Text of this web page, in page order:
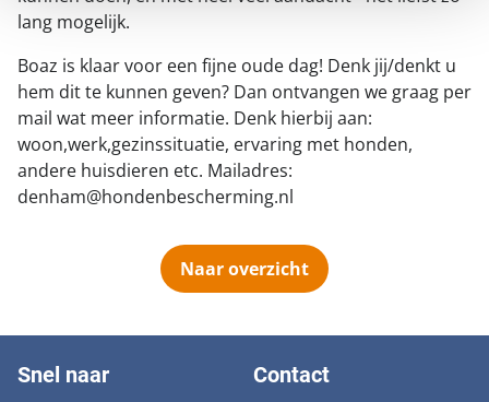
lang mogelijk.
Boaz is klaar voor een fijne oude dag! Denk jij/denkt u
hem dit te kunnen geven? Dan ontvangen we graag per
mail wat meer informatie. Denk hierbij aan:
woon,werk,gezinssituatie, ervaring met honden,
andere huisdieren etc. Mailadres:
denham@hondenbescherming.nl
Naar overzicht
Snel naar Contact